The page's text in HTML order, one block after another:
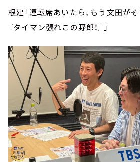
根建「運転席あいたら、もう文田が
『タイマン張れこの野郎！』」